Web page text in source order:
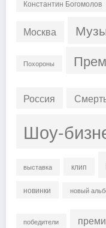
Константин Богомолов
Москва
Похороны
Россия
Шоу-
выставка клип
новинки новый
победители